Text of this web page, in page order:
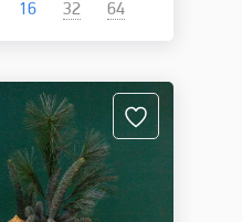
16 32 64